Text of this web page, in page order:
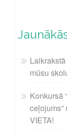
mūsu
Konkursā
ceļojums”
VIETA!